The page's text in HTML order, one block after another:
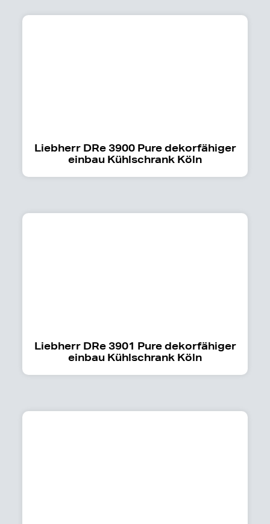
Liebherr DRe 3900 Pure dekorfähiger
einbau Kühlschrank Köln
Liebherr DRe 3901 Pure dekorfähiger
einbau Kühlschrank Köln